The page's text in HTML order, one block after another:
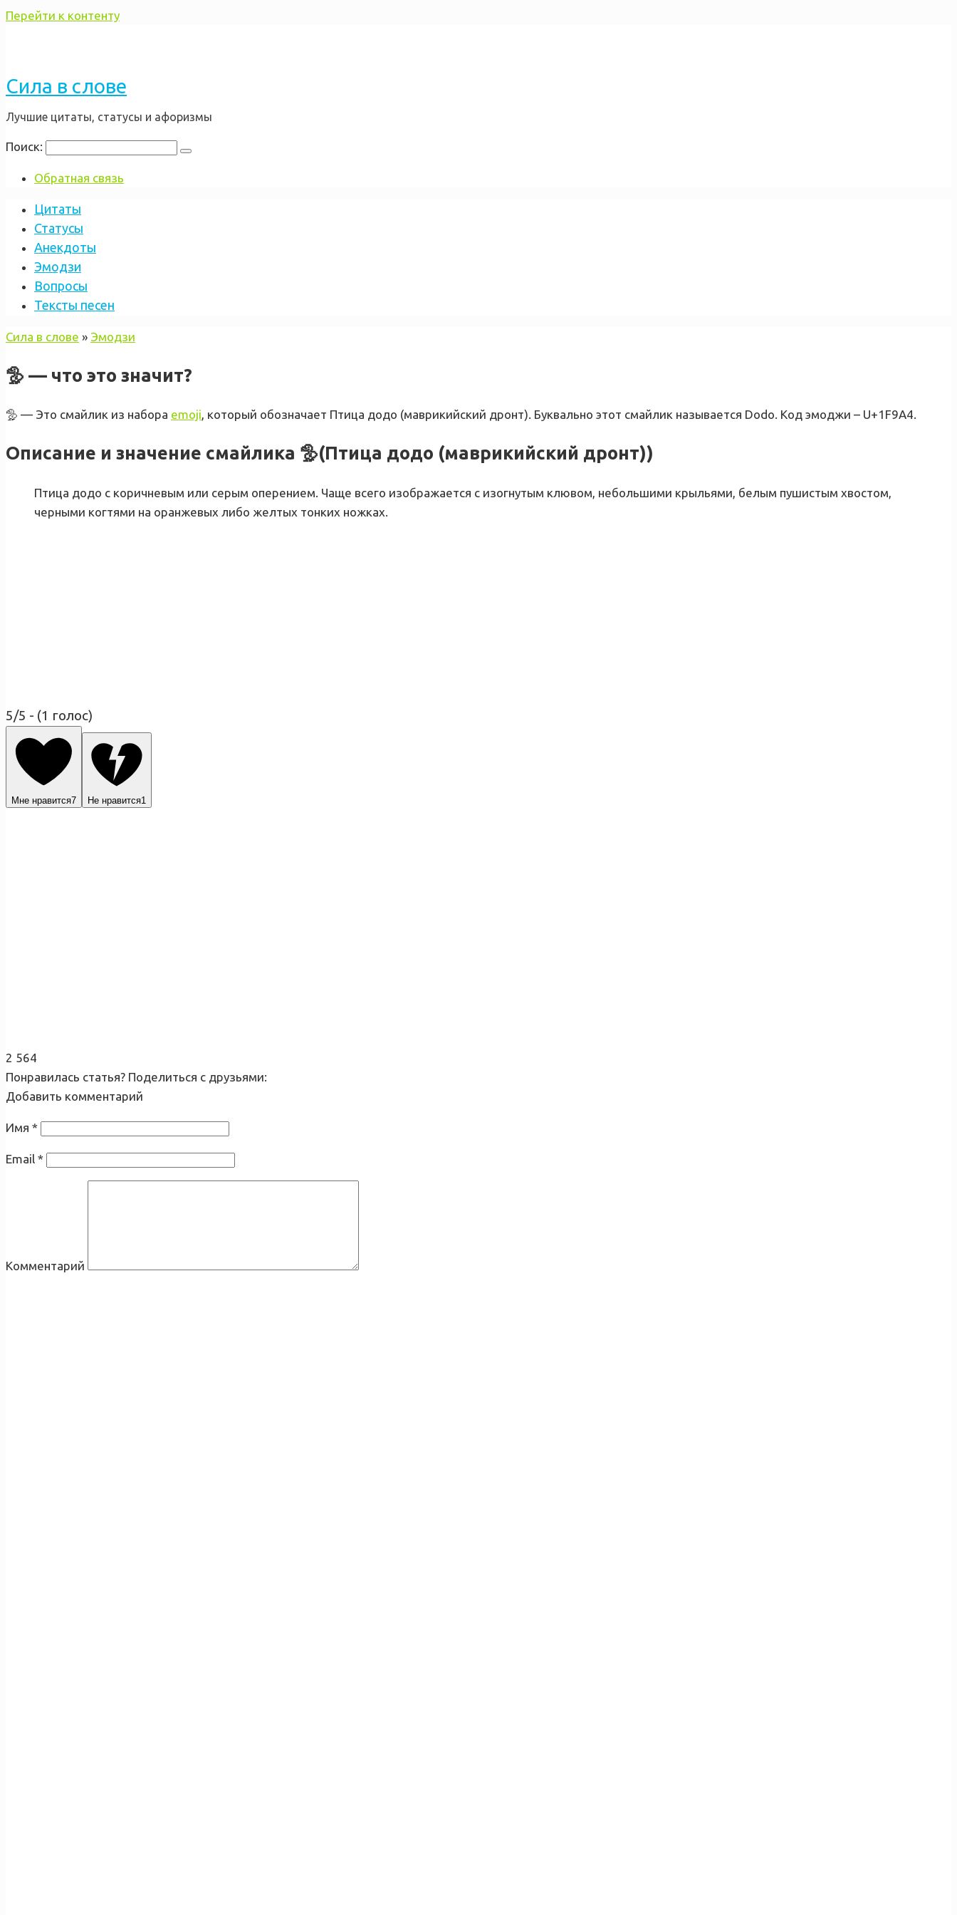
Перейти к контенту
Сила в слове
Лучшие цитаты, статусы и афоризмы
Поиск:
Обратная связь
Цитаты
Статусы
Анекдоты
Эмодзи
Вопросы
Тексты песен
Сила в слове » Эмодзи
🦤 — что это значит?
🦤 — Это смайлик из набора emoji, который обозначает Птица додо (маврикийский дронт). Буквально этот смайлик называется Dodo. Код эмоджи – U+1F9A4.
Описание и значение смайлика 🦤(Птица додо (маврикийский дронт))
Птица додо с коричневым или серым оперением. Чаще всего изображается с изогнутым клювом, небольшими крыльями, белым пушистым хвостом,
черными когтями на оранжевых либо желтых тонких ножках.
5/5 - (1 голос)
Мне нравится7 Не нравится1
2 564
Понравилась статья? Поделиться с друзьями:
Добавить комментарий
Имя *
Email *
Комментарий